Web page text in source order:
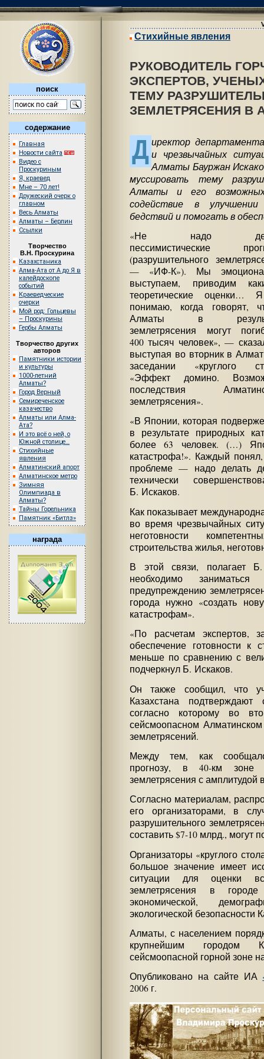
поиск
содержание
Главная
Новости сайта
Видео с
Проскуриным
Я, краевед
Мне – 70 лет!
Дружеский очерк о
главном
Весь Алматы
Алматы – Берлин
Ссылки
Творчество
В.Н. Проскурина
Казахстаника
Алма-Ата от А до Я в
калейдоскопе
событий
Краеведческие
очерки
Мой род: Гольцевы
– Проскурины
Гербы Алматы
Творчество других
авторов
Памятники истории
и культуры
1000-летний
Алматы?
Город Верный
Семиреченское
казачество
Алматы или Алма-
Ата?
И это всё о ней, о
Южной столице…
Стихийные
явления
Алматинский апорт
Алматинское метро
Зимняя
Олимпиада в
Алматы?
Тайны Горельника
Памятник «Битлз»
награда
Стихийные явления
РУКОВОДИТЕЛЬ
ЭКСПЕРТОВ,
ТЕМУ
ЗЕМЛЕТРЯСЕНИЯ В
Д иректор
и чрезвычайных
Алматы Бауржан
муссировать тему
Алматы и его
содействие в улучшении
бедствий и помогать в
«Не надо
пессимистические
(разрушительного
— «ИФ-К»). Мы
выступаем, приводим
теоретические оценки…
понимаю, когда говорят,
Алматы в
землетрясения могут
400 тысяч человек», —
выступая во вторник в
заседании «круглого
«Эффект домино.
последствия
землетрясения».
«В Японии, которая
в результате природных
более 63 человек. (…)
катастрофа!». Каждый
проблеме — надо делать
технически
Б. Искаков.
Как показывает
во время чрезвычайных
неготовности
строительства жилья,
В этой связи, полагает
необходимо
предупреждению
города нужно «создать
катастрофам».
«По расчетам экспертов,
обеспечение готовности к
меньше по сравнению с
подчеркнул Б. Искаков.
Он также сообщил, что
Казахстана подтверждают
согласно которому во
сейсмоопасном
землетрясений.
Между тем, как
прогнозу, в 40-км
землетрясения с
Согласно материалам,
его организаторами, в
разрушительного
составить $7-10 млрд., могут
Организаторы «круглого
большое значение имеет
ситуации для оценки
землетрясения в
экономической,
экологической безопасности
Алматы, с населением
крупнейшим городом
сейсмоопасной горной зоне
Опубликовано на сайте ИА
2006 г.